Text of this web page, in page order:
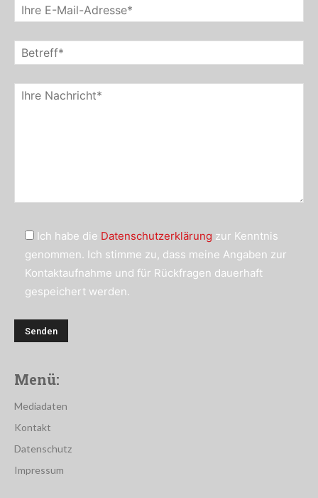
Ich habe die Datenschutzerklärung zur Kenntnis
genommen. Ich stimme zu, dass meine Angaben zur
Kontaktaufnahme und für Rückfragen dauerhaft
gespeichert werden.
Menü:
Mediadaten
Kontakt
Datenschutz
Impressum